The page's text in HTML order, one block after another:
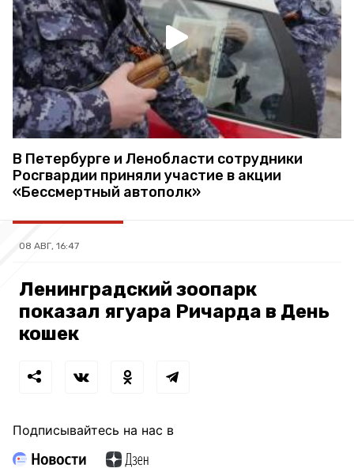
В Петербурге и Ленобласти сотрудники
Росгвардии приняли участие в акции
«Бессмертный автополк»
08 АВГ, 16:47
Ленинградский зоопарк
показал ягуара Ричарда в День
кошек
Подписывайтесь на нас в